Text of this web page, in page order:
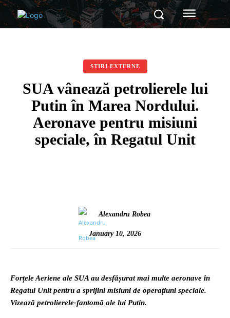
STIRI EXTERNE
SUA vânează petrolierele lui
Putin în Marea Nordului.
Aeronave pentru misiuni
speciale, în Regatul Unit
Alexandru Robea
January 10, 2026
Forțele Aeriene ale SUA au desfășurat mai multe aeronave în
Regatul Unit pentru a sprijini misiuni de operațiuni speciale.
Vizează petrolierele-fantomă ale lui Putin.